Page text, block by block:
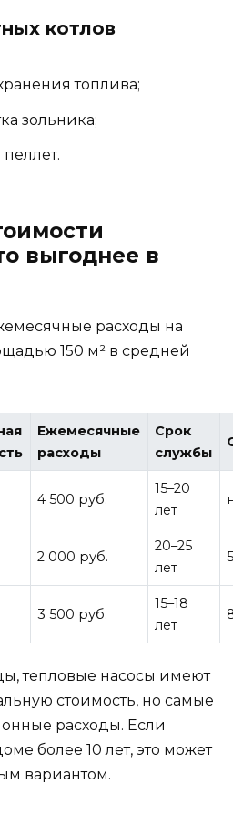
котлов
топлива;
зольника;
выгоднее в
расходы на
150 м² в средней
Ежемесячные
расходы
Срок
службы
4 500 руб.
15–20
лет
2 000 руб.
20–25
лет
3 500 руб.
15–18
лет
тепловые насосы имеют
стоимость, но самые
расходы. Если
более 10 лет, это может
вариантом.